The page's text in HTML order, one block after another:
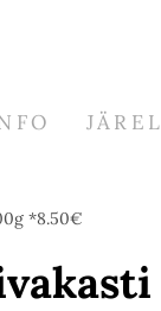
*8.50€